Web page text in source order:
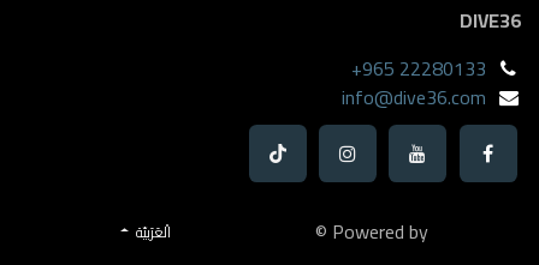
DIVE36
+965 22280133
info@dive36.com
Powered by © الْعَرَبيّة